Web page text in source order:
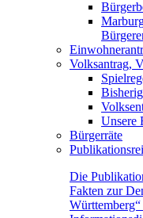
Volksantrag,
Unsere
Bürgerräte
Die
Fakten zur